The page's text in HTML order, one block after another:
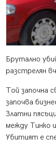
Брутално
разстрелян
Той започна
започва
Златни
между Тинко
Убитият е